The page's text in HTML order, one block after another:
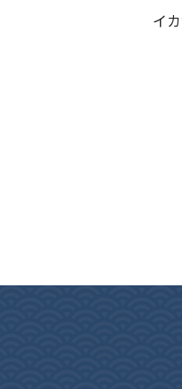
イ